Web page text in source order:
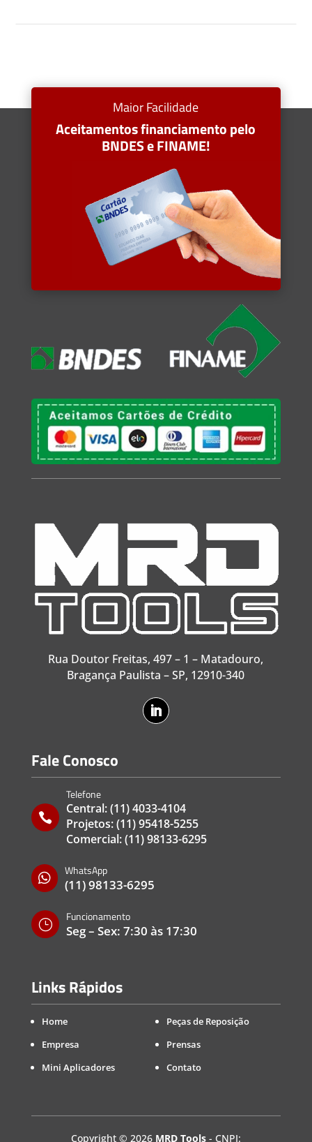
Maior Facilidade
Aceitamentos financiamento pelo
BNDES e FINAME!
Rua Doutor Freitas, 497 – 1 – Matadouro,
Bragança Paulista – SP, 12910-340
Fale Conosco

Telefone
Central:(11) 4033-4104
Projetos:(11) 95418-5255
Comercial:(11) 98133-6295

WhatsApp
(11) 98133-6295
}
Funcionamento
Seg – Sex: 7:30 às 17:30
Links Rápidos
Home
Empresa
Mini Aplicadores
Peças de Reposição
Prensas
Contato
Copyright © 2026 MRD Tools- CNPJ: